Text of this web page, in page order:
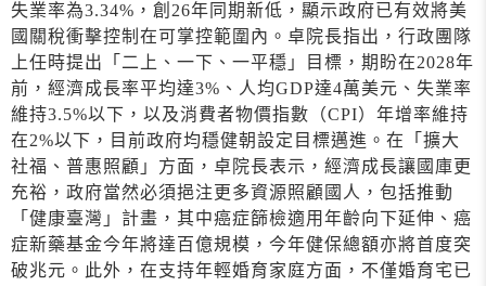
失業率為3.34%，創26年同期新低，顯示政府已有效將美
國關稅衝擊控制在可掌控範圍內。卓院長指出，行政團隊
上任時提出「二上、一下、一平穩」目標，期盼在2028年
前，經濟成長率平均達3%、人均GDP達4萬美元、失業率
維持3.5%以下，以及消費者物價指數（CPI）年增率維持
在2%以下，目前政府均穩健朝設定目標邁進。在「擴大
社福、普惠照顧」方面，卓院長表示，經濟成長讓國庫更
充裕，政府當然必須挹注更多資源照顧國人，包括推動
「健康臺灣」計畫，其中癌症篩檢適用年齡向下延伸、癌
症新藥基金今年將達百億規模，今年健保總額亦將首度突
破兆元。此外，在支持年輕婚育家庭方面，不僅婚育宅已